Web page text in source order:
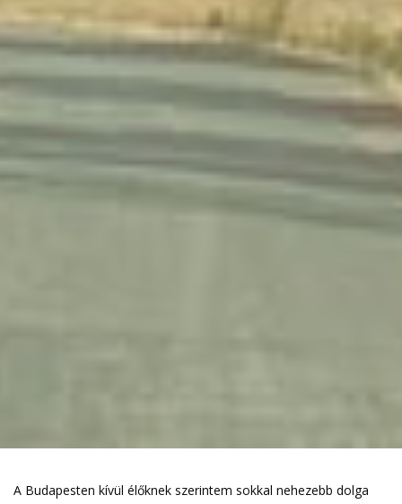
A Budapesten kívül élőknek szerintem sokkal nehezebb dolga